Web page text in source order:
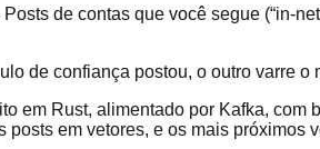
de contas que você segue (“in-
de confiança postou, o outro varre
em Rust, alimentado por Kafka,
posts em vetores, e os mais próximos